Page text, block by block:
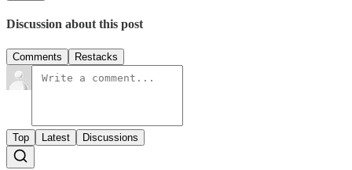
Discussion about this post
Comments Restacks
Top Latest Discussions